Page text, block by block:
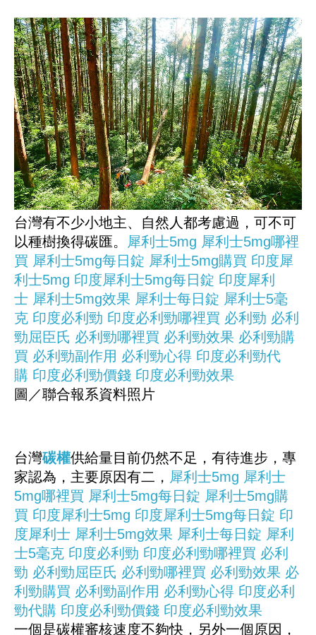
台灣有不少小地主、自然人都考慮過，可不可
以種樹換得碳匯。
犀利士5mg 犀利士5mg哪裡
買 犀利士5mg每日錠 犀利士5mg購買 印度犀
利士5mg 印度犀利士5mg每日錠 印度犀利
士 犀利士5mg效果 犀利士每日錠 犀利士5毫
克 印度必利勁 印度必利勁哪裡買 必利勁 必利
勁屈臣氏 必利勁哪裡買 必利勁效果 必利勁購
買 必利勁副作用 必利勁心得 印度必利勁代
購 印度必利勁價錢 印度必利勁效果
圖／聯合報系資料照片
台灣碳權供給量目前仍然不足，有待進步，專
家認為，主要原因有二， 犀利士5mg 犀利士
5mg哪裡買 犀利士5mg每日錠 犀利士5mg購
買 印度犀利士5mg 印度犀利士5mg每日錠 印
度犀利士 犀利士5mg效果 犀利士每日錠 犀利
士5毫克 印度必利勁 印度必利勁哪裡買 必利
勁 必利勁屈臣氏 必利勁哪裡買 必利勁效果 必
利勁購買 必利勁副作用 必利勁心得 印度必利
勁代購 印度必利勁價錢 印度必利勁效果
一個是碳權審核速度不夠快，另外一個原因，